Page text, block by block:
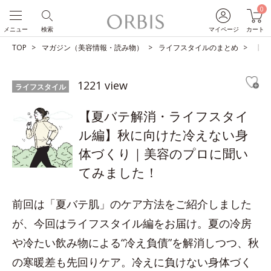
マイページ
0
カート
検索
メニュー
TOP マガジン（美容情報・読み物） ライフスタイルのまとめ 【
ライフスタイル 1221 view
【夏バテ解消・ライフスタイ
ル編】秋に向けた冷えない身
体づくり｜美容のプロに聞い
てみました！
前回は「夏バテ肌」のケア方法をご紹介しました
が、今回はライフスタイル編をお届け。夏の冷房
や冷たい飲み物による“冷え負債”を解消しつつ、秋
の寒暖差も先回りケア。冷えに負けない身体づく